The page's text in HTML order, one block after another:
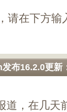
请在下方输
布16.2.0更新
道，在几天